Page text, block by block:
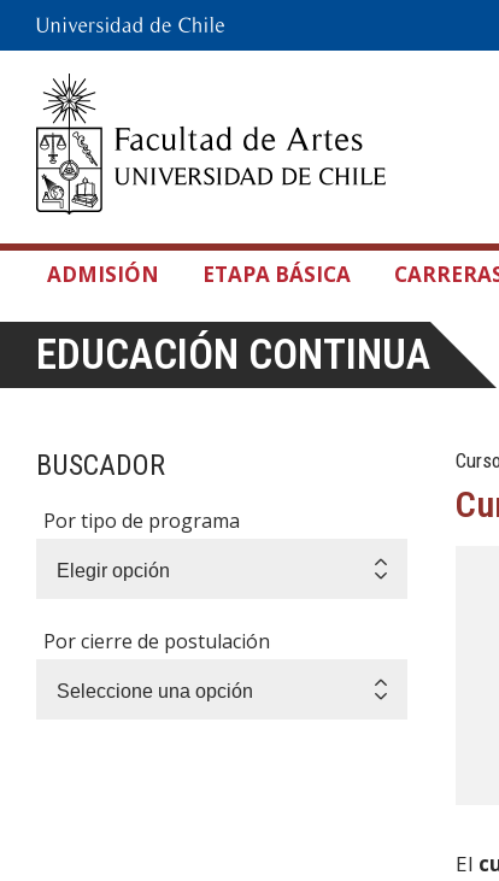
ADMISIÓN ETAPA BÁSICA
EDUCACIÓN CONTINUA
BUSCADOR
Por tipo de programa
Por cierre de postulación
El